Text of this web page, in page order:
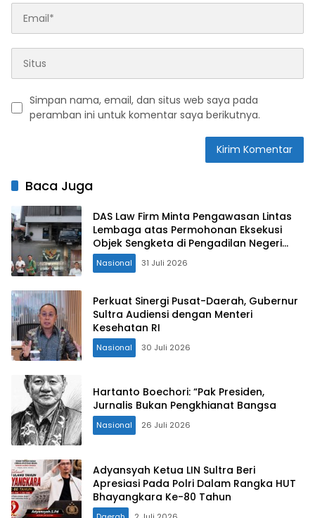
Simpan nama, email, dan situs web saya pada
peramban ini untuk komentar saya berikutnya.
Baca Juga
DAS Law Firm Minta Pengawasan Lintas
Lembaga atas Permohonan Eksekusi
Objek Sengketa di Pengadilan Negeri
Jakarta Selatan
Nasional 31 Juli 2026
Perkuat Sinergi Pusat-Daerah, Gubernur
Sultra Audiensi dengan Menteri
Kesehatan RI
Nasional 30 Juli 2026
Hartanto Boechori: “Pak Presiden,
Jurnalis Bukan Pengkhianat Bangsa
Nasional 26 Juli 2026
Adyansyah Ketua LIN Sultra Beri
Apresiasi Pada Polri Dalam Rangka HUT
Bhayangkara Ke-80 Tahun